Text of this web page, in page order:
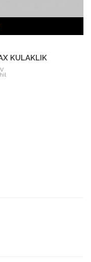
KULAKLIK